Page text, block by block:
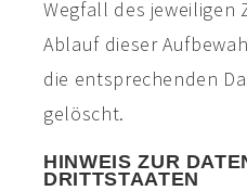
Wegfall des jeweiligen
Ablauf dieser
die entsprechenden
gelöscht.
HINWEIS ZUR
DRITTSTAATEN